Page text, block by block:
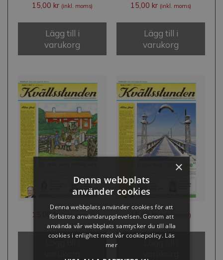
15,00 kr (inkl. moms)
Lägg till i
varukorg
15,00 kr (inkl. moms)
Lägg till i
varukorg
15,00kr (inkl. moms) 15,00kr (inkl. moms)
Lägg till i
×
Denna webbplats
använder cookies
Denna webbplats använder cookies för att
förbättra användarupplevelsen. Genom att
använda vår webbplats samtycker du till alla
cookies i enlighet med vår cookiepolicy. Läs
mer